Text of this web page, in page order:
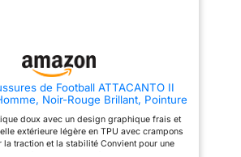
gazon naturel, sol en ciment,
terrain dur, gazon artificiel.
de Football ATTACANTO II
Noir-Rouge Brillant, Pointure
doux avec un design graphique frais et
extérieure légère en TPU avec crampons
la traction et la stabilité Convient pour une